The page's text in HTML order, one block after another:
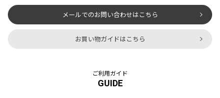
メールでのお問い合わせはこちら
お買い物ガイドはこちら
ご利用ガイド
GUIDE